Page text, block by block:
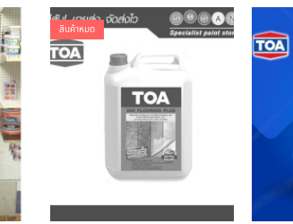
สินค้าหมด